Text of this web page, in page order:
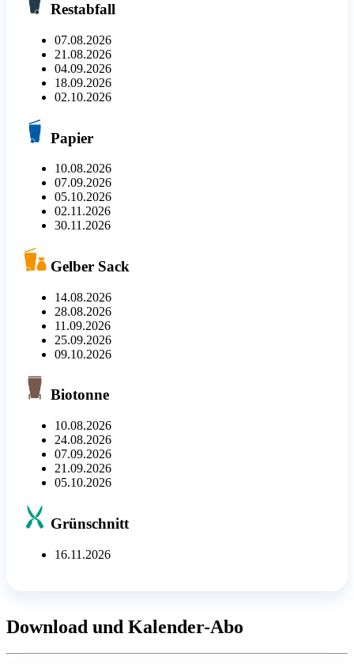
Restabfall
07.08.2026
21.08.2026
04.09.2026
18.09.2026
02.10.2026
Papier
10.08.2026
07.09.2026
05.10.2026
02.11.2026
30.11.2026
Gelber Sack
14.08.2026
28.08.2026
11.09.2026
25.09.2026
09.10.2026
Biotonne
10.08.2026
24.08.2026
07.09.2026
21.09.2026
05.10.2026
Grünschnitt
16.11.2026
Download und Kalender-Abo